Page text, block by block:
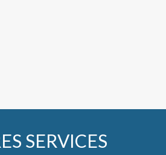
SERVICES